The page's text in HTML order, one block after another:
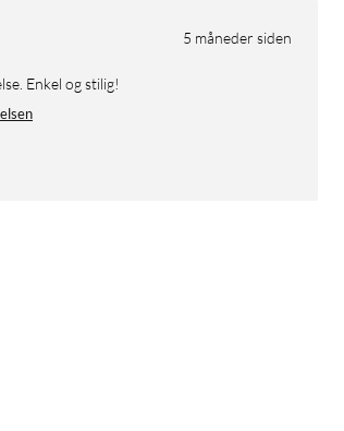
5 måneder siden
Enkel og stilig!